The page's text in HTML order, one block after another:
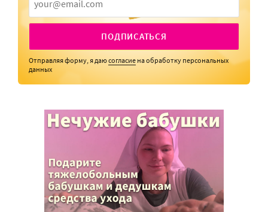
ПОДПИСАТЬСЯ
Отправляя форму, я даюсогласие на обработку персональных
данных